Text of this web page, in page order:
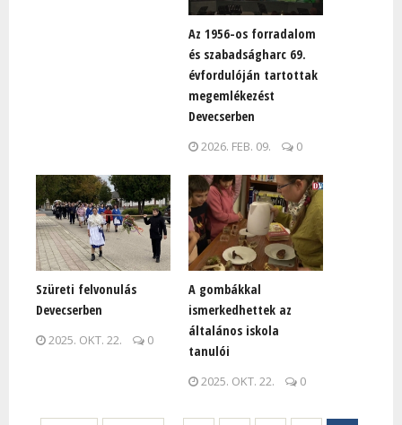
Az 1956-os forradalom
és szabadságharc 69.
évfordulóján tartottak
megemlékezést
Devecserben
2026. FEB. 09. 0
Szüreti felvonulás
Devecserben
2025. OKT. 22. 0
A gombákkal
ismerkedhettek az
általános iskola
tanulói
2025. OKT. 22. 0